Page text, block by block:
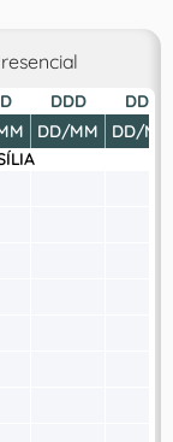
DDD
DD/MM
DDD
DD/MM